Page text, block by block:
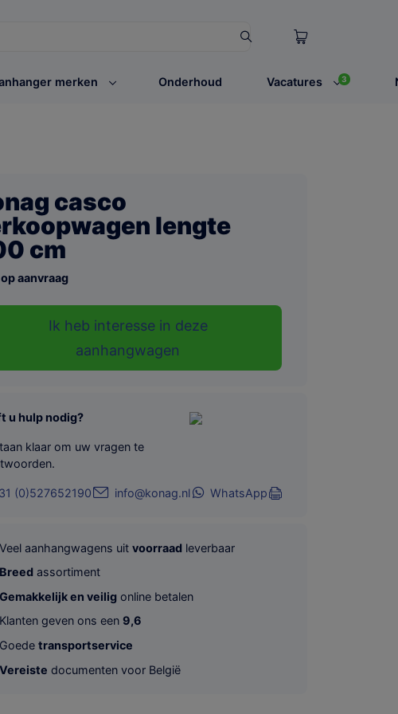
merken Onderhoud Vacatures 3
casco
lengte
cm
aanvraag
Ik heb interesse in deze
aanhangwagen
u hulp nodig?
klaar om uw vragen te
(0)527652190 info@konag.nl WhatsApp
Veel aanhangwagens uit voorraad leverbaar
Breed assortiment
Gemakkelijk en veilig online betalen
Klanten geven ons een 9,6
Goede transportservice
Vereiste documenten voor België